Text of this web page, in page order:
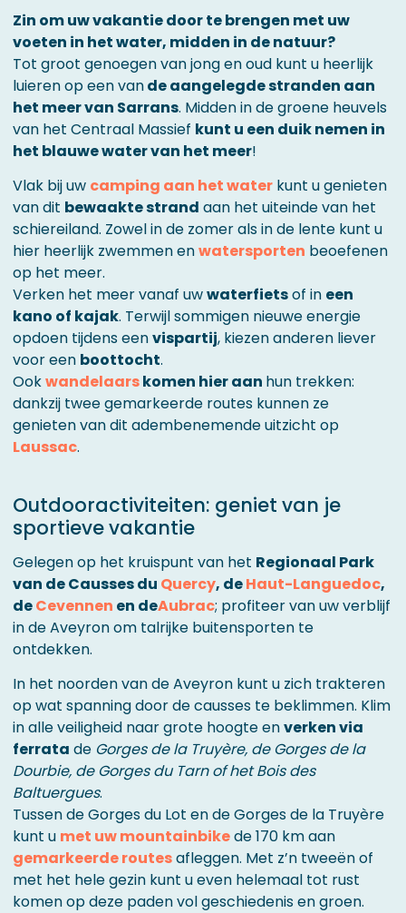
Zin om uw vakantie door te brengen met uw
voeten in het water, midden in de natuur?
Tot groot genoegen van jong en oud kunt u heerlijk
luieren op een vande aangelegde stranden aan
het meer van Sarrans. Midden in de groene heuvels
van het Centraal Massief kunt u een duik nemen in
het blauwe water van het meer!
Vlak bij uw camping aan het water kunt u genieten
van dit bewaakte strand aan het uiteinde van het
schiereiland. Zowel in de zomer als in de lente kunt u
hier heerlijk zwemmen enwatersporten beoefenen
op het meer.
Verken het meer vanaf uwwaterfietsof in een
kano of kajak. Terwijl sommigen nieuwe energie
opdoen tijdens eenvispartij, kiezen anderen liever
voor een boottocht.
Ookwandelaarskomen hier aan hun trekken:
dankzij twee gemarkeerde routes kunnen ze
genieten van dit adembenemende uitzicht op
Laussac.
Outdooractiviteiten: geniet van je
sportieve vakantie
Gelegen op het kruispunt van het Regionaal Park
van de Causses du Quercy, deHaut-Languedoc,
deCevennen en deAubrac; profiteer van uw verblijf
in de Aveyron om talrijke buitensporten te
ontdekken.
In het noorden van de Aveyron kunt u zich trakteren
op wat spanning door de causses te beklimmen. Klim
in alle veiligheid naar grote hoogte enverken via
ferrata de Gorges de la Truyère, de Gorges de la
Dourbie, de Gorges du Tarn ofhet Bois des
Baltuergues.
Tussen de Gorges du Lot en de Gorges de la Truyère
kunt u met uw mountainbikede 170 km aan
gemarkeerde routesafleggen. Met z’n tweeën of
met het hele gezin kunt u even helemaal tot rust
komen op deze paden vol geschiedenis en groen.